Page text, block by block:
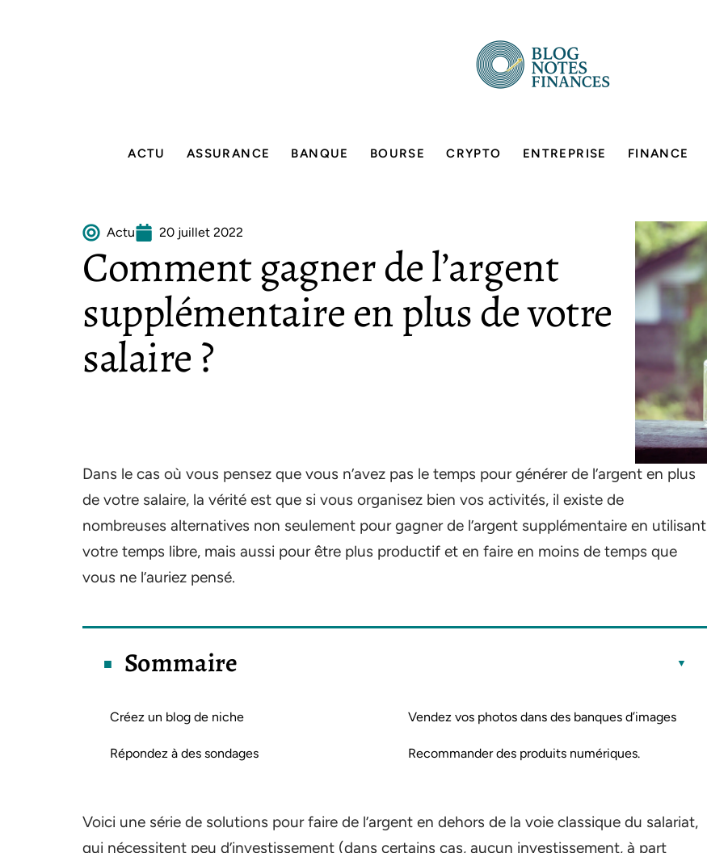
ACTU ASSURANCE BANQUE BOURSE CRYPTO ENTREPRISE FINANCE
Actu 20 juillet 2022
Comment gagner de l’argent
supplémentaire en plus de votre
salaire ?
Dans le cas où vous pensez que vous n’avez pas le temps pour générer de l’argent en plus
de votre salaire, la vérité est que si vous organisez bien vos activités, il existe de
nombreuses alternatives non seulement pour gagner de l’argent supplémentaire en utilisant
votre temps libre, mais aussi pour être plus productif et en faire en moins de temps que
vous ne l’auriez pensé.
Sommaire
Créez un blog de niche
Répondez à des sondages
Vendez vos photos dans des banques d’images
Recommander des produits numériques.
Voici une série de solutions pour faire de l’argent en dehors de la voie classique du salariat,
qui nécessitent peu d’investissement (dans certains cas, aucun investissement, à part